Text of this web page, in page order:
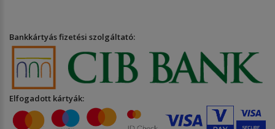
Bankkártyás fizetési szolgáltató:
Elfogadott kártyák: